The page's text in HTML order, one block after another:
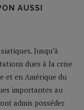
AUSSI
Jusqu’à
dues à la crise
et en Amérique du
importantes au
admis posséder